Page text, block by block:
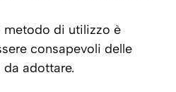
di utilizzo è
consapevoli delle
adottare.